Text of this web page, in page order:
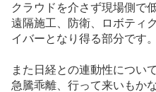
クラウドを介さず現場側で
遠隔施工、防衛、ロボティ
イバーとなり得る部分です。
また日経との連動性につい
急騰乖離、行って来いもか